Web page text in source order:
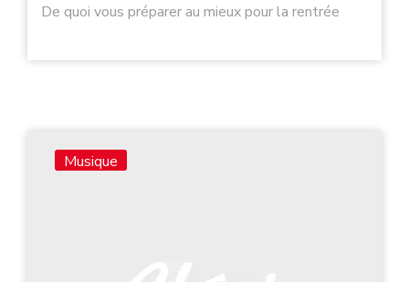
De quoi vous préparer au mieux pour la rentrée
Musique